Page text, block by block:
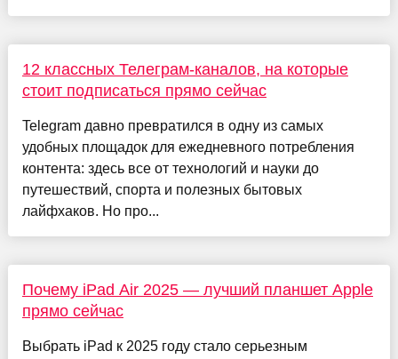
12 классных Телеграм-каналов, на которые
стоит подписаться прямо сейчас
Telegram давно превратился в одну из самых
удобных площадок для ежедневного потребления
контента: здесь все от технологий и науки до
путешествий, спорта и полезных бытовых
лайфхаков. Но про...
Почему iPad Air 2025 — лучший планшет Apple
прямо сейчас
Выбрать iPad к 2025 году стало серьезным